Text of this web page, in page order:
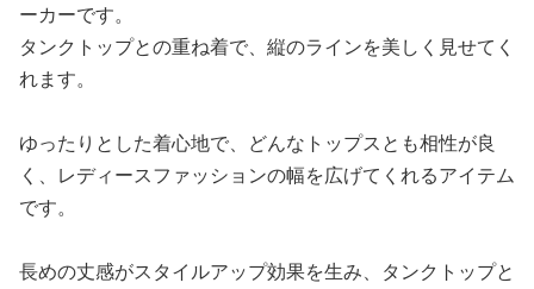
ーカーです。
タンクトップとの重ね着で、縦のラインを美しく見せてく
れます。
ゆったりとした着心地で、どんなトップスとも相性が良
く、レディースファッションの幅を広げてくれるアイテム
です。
長めの丈感がスタイルアップ効果を生み、タンクトップと